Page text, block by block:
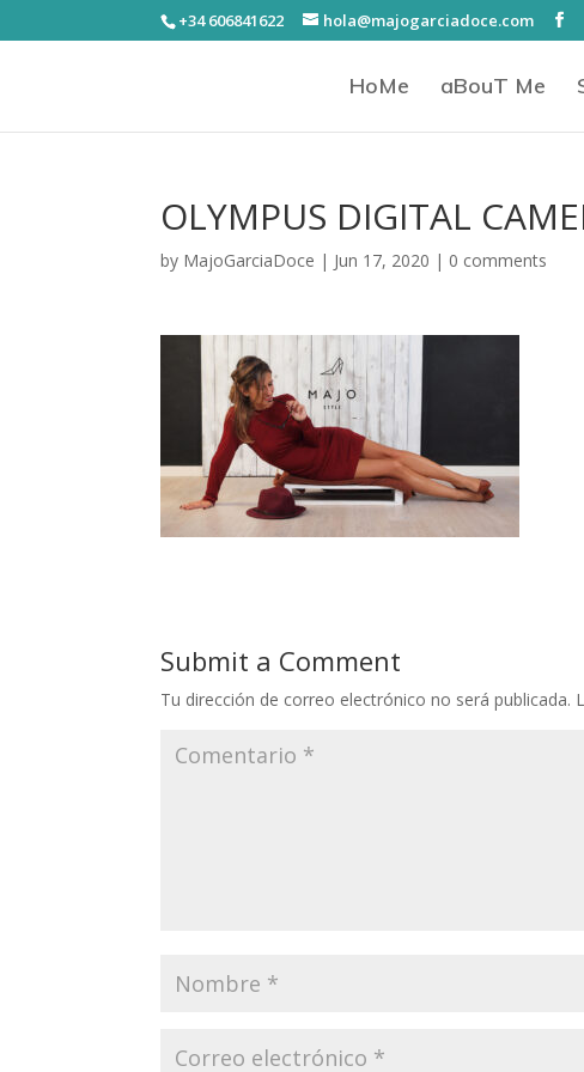
+34 606841622 hola@majogarciadoce.com
HoMe aBouT Me
OLYMPUS DIGITAL
by MajoGarciaDoce | Jun 17, 2020 | 0 comments
Submit a Comment
Tu dirección de correo electrónico no será publicada.